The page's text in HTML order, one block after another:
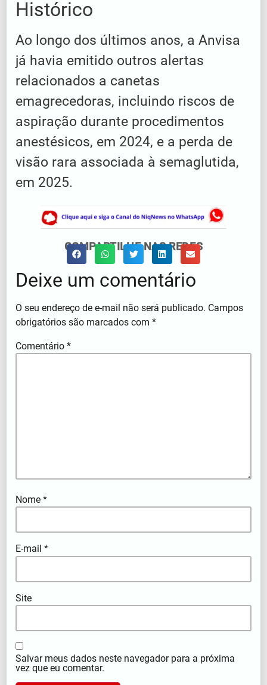
Histórico
Ao longo dos últimos anos, a Anvisa
já havia emitido outros alertas
relacionados a canetas
emagrecedoras, incluindo riscos de
aspiração durante procedimentos
anestésicos, em 2024, e a perda de
visão rara associada à semaglutida,
em 2025.
COMPARTILHE NAS REDES
Deixe um comentário
O seu endereço de e-mail não será publicado. Campos
obrigatórios são marcados com*
Comentário*
Nome*
E-mail*
Site
Salvar meus dados neste navegador para a próxima
vez que eu comentar.